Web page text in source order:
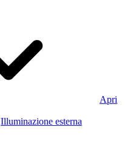
Apri
Illuminazione esterna